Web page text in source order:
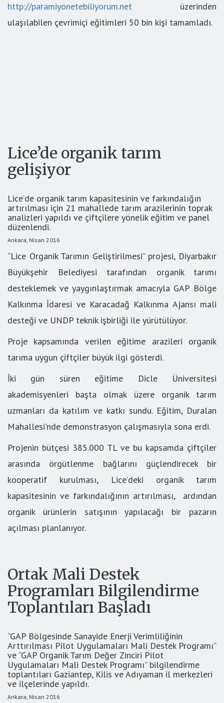
http://paramiyonetebiliyorum.net üzerinden
ulaşılabilen çevrimiçi eğitimleri 50 bin kişi tamamladı.
Lice’de organik tarım
gelişiyor
Lice’de organik tarım kapasitesinin ve farkındalığın
artırılması için 21 mahallede tarım arazilerinin toprak
analizleri yapıldı ve çiftçilere yönelik eğitim ve panel
düzenlendi.
Ankara, Nisan 2016
“Lice Organik Tarımın Geliştirilmesi” projesi, Diyarbakır
Büyükşehir Belediyesi tarafından organik tarımı
desteklemek ve yaygınlaştırmak amacıyla GAP Bölge
Kalkınma İdaresi ve Karacadağ Kalkınma Ajansı mali
desteği ve UNDP teknik işbirliği ile yürütülüyor.
Proje kapsamında verilen eğitime arazileri organik
tarıma uygun çiftçiler büyük ilgi gösterdi.
İki gün süren eğitime Dicle Üniversitesi
akademisyenleri başta olmak üzere organik tarım
uzmanları da katılım ve katkı sundu. Eğitim, Duralan
Mahallesi'nde demonstrasyon çalışmasıyla sona erdi.
Projenin bütçesi 385.000 TL ve bu kapsamda çiftçiler
arasında örgütlenme bağlarını güçlendirecek bir
kooperatif kurulması, Lice’deki organik tarım
kapasitesinin ve farkındalığının artırılması, ardından
organik ürünlerin satışının yapılacağı bir pazarın
açılması planlanıyor.
Ortak Mali Destek
Programları Bilgilendirme
Toplantıları Başladı
“GAP Bölgesinde Sanayide Enerji Verimliliğinin
Arttırılması Pilot Uygulamaları Mali Destek Programı”
ve “GAP Organik Tarım Değer Zinciri Pilot
Uygulamaları Mali Destek Programı” bilgilendirme
toplantıları Gaziantep, Kilis ve Adıyaman il merkezleri
ve ilçelerinde yapıldı.
Ankara, Nisan 2016